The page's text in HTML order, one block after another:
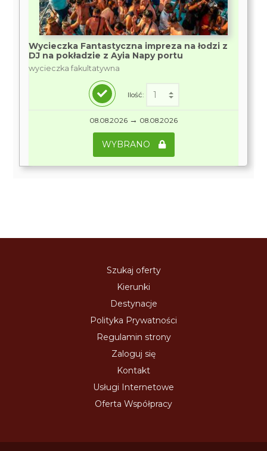
Wycieczka Fantastyczna impreza na łodzi z
DJ na pokładzie z Ayia Napy portu
wycieczka fakultatywna
Ilość:
08.08.2026 → 08.08.2026
WYBRANO
Szukaj oferty
Kierunki
Destynacje
Polityka Prywatności
Regulamin strony
Zaloguj się
Kontakt
Usługi Internetowe
Oferta Współpracy